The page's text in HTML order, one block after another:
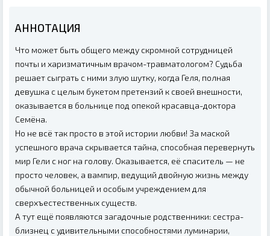
АННОТАЦИЯ
Что может быть общего между скромной сотрудницей
почты и харизматичным врачом-травматологом? Судьба
решает сыграть с ними злую шутку, когда Геля, полная
девушка с целым букетом претензий к своей внешности,
оказывается в больнице под опекой красавца-доктора
Семёна.
Но не всё так просто в этой истории любви! За маской
успешного врача скрывается тайна, способная перевернуть
мир Гели с ног на голову. Оказывается, её спаситель — не
просто человек, а вампир, ведущий двойную жизнь между
обычной больницей и особым учреждением для
сверхъестественных существ.
А тут ещё появляются загадочные родственники: сестра-
близнец с удивительными способностями луминарии,